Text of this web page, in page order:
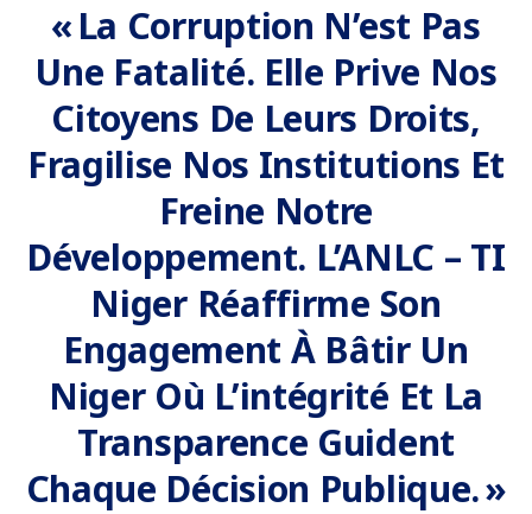
« La Corruption N’est Pas
Une Fatalité. Elle Prive Nos
Citoyens De Leurs Droits,
Fragilise Nos Institutions Et
Freine Notre
Développement. L’ANLC – TI
Niger Réaffirme Son
Engagement À Bâtir Un
Niger Où L’intégrité Et La
Transparence Guident
Chaque Décision Publique. »